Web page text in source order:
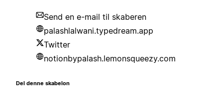
Send en e-mail til skaberen
palashlalwani.typedream.app
Twitter
notionbypalash.lemonsqueezy.com
Del denne skabelon